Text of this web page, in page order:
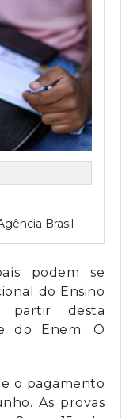
Brasil
podem se
do Ensino
partir desta
do Enem. O
o pagamento
As provas